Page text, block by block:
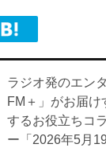
ラジオ発のエン
FM＋」がお届け
するお役立ちコ
ー「2026年5月